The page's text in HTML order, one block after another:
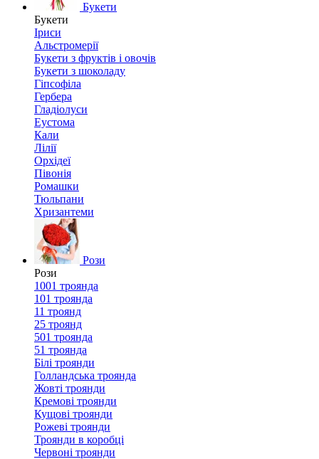
Букети
Букети
Іриси
Альстромерії
Букети з фруктів і овочів
Букети з шоколаду
Гіпсофіла
Гербера
Гладіолуси
Еустома
Кали
Лілії
Орхідеї
Півонія
Ромашки
Тюльпани
Хризантеми
Рози
Рози
1001 троянда
101 троянда
11 троянд
25 троянд
501 троянда
51 троянда
Білі троянди
Голландська троянда
Жовті троянди
Кремові троянди
Кущові троянди
Рожеві троянди
Троянди в коробці
Червоні троянди